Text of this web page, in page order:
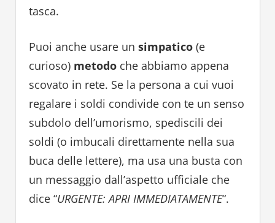
tasca.
Puoi anche usare un simpatico (e
curioso)metodoche abbiamo appena
scovato in rete. Se la persona a cui vuoi
regalare i soldi condivide con te un senso
subdolo dell’umorismo, spediscili dei
soldi (o imbucali direttamente nella sua
buca delle lettere), ma usa una busta con
un messaggio dall’aspetto ufficiale che
dice “URGENTE: APRI IMMEDIATAMENTE“.